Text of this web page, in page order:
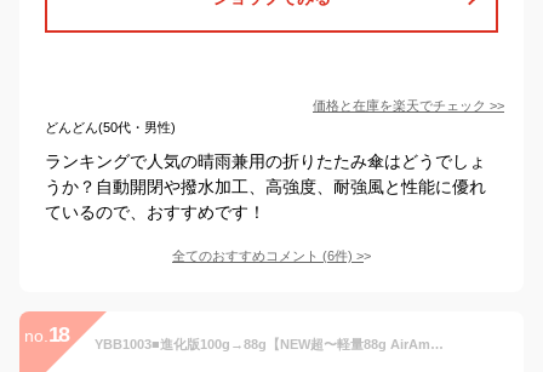
価格と在庫を楽天でチェック >>
どんどん(50代・男性)
ランキングで人気の晴雨兼用の折りたたみ傘はどうでしょ
うか？自動開閉や撥水加工、高強度、耐強風と性能に優れ
ているので、おすすめです！
全てのおすすめコメント (6件) >
no. 18 YBB1003■進化版100g→88g【NEW超〜軽量88g AirAmanes折りたたみ傘 】超軽量極軽エアーカーボンmujipindot50cm無地ピンドット晴雨兼用UVカット耐風仕様コンパクトミニ折り畳み傘アウトドア折傘登山キッズめちゃ軽スーパーミニ傘ウォーターフロント大人傘子供傘